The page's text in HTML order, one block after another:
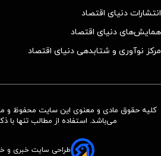
انتشارات دنیای اقتصاد
همایش‌های دنیای اقتصاد
مرکز نوآوری و شتابدهی دنیای اقتصاد
کلیه حقوق مادی و معنوی این سایت محفوظ و
می‌باشد. استفاده از مطالب تنها با
طراحی سایت خبری و